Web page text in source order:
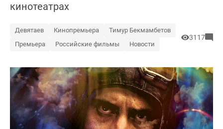
кинотеатрах
Девятаев Кинопремьера
Тимур Бекмамбетов
Премьера
Российские фильмы Новости
3117